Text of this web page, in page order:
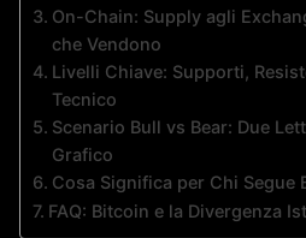
On-Chain: Supply agli
che Vendono
Livelli Chiave: Supporti,
Tecnico
Scenario Bull vs Bear: Due
Grafico
Cosa Significa per Chi Segue
FAQ: Bitcoin e la Divergenza